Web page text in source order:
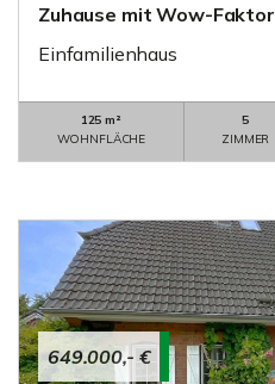
Zuhause mit Wow-Faktor
Einfamilienhaus
125 m²
WOHNFLÄCHE
5
ZIMMER
649.000,- €